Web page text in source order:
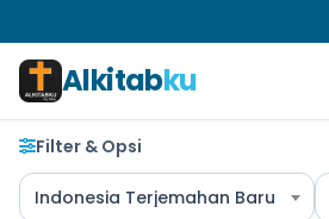
Alkitabku
Filter & Opsi
Indonesia Terjemahan Baru